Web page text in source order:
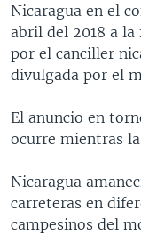
Nicaragua en el
abril del 2018 a
por el canciller
divulgada por el
El anuncio en
ocurre mientras
Nicaragua
carreteras en
campesinos del